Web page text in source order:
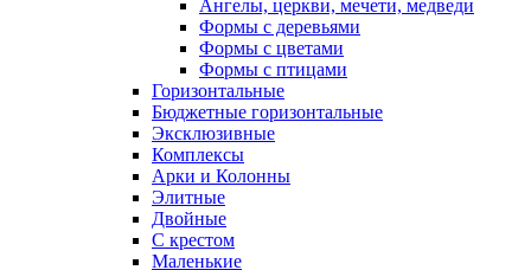
Ангелы, церкви, мечети, медведи
Формы с деревьями
Формы с цветами
Формы с птицами
Горизонтальные
Бюджетные горизонтальные
Эксклюзивные
Комплексы
Арки и Колонны
Элитные
Двойные
С крестом
Маленькие